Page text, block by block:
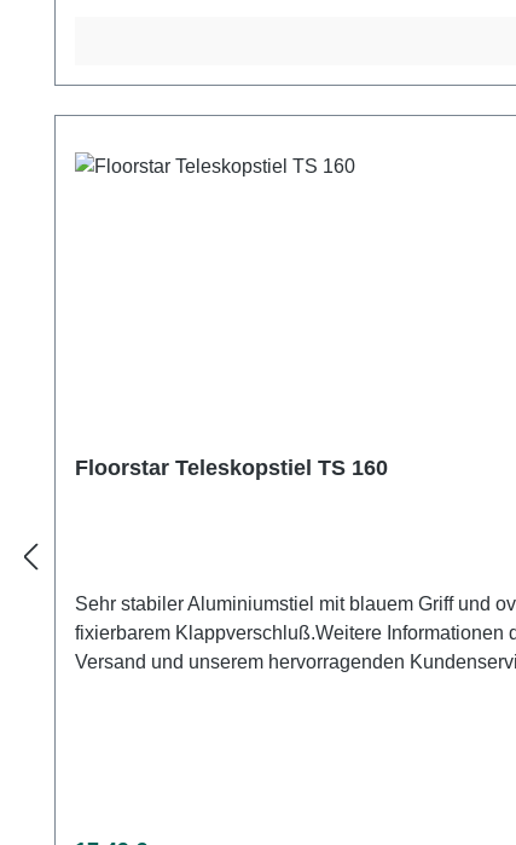
Floorstar Teleskopstiel TS 160
Sehr stabiler Aluminiumstiel mit blauem Griff und
fixierbarem Klappverschluß.Weitere
Versand und unserem hervorragenden